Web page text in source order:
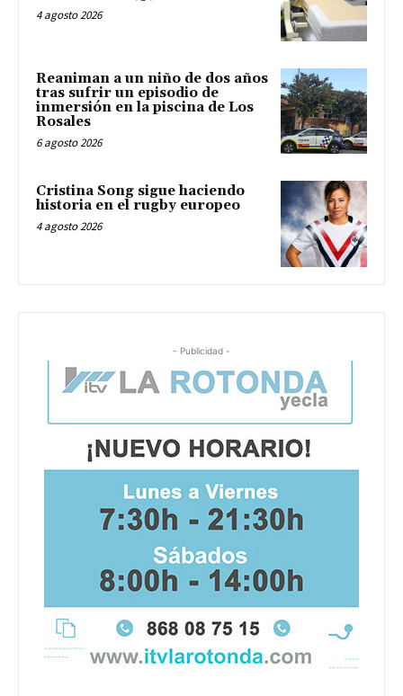
4 agosto 2026
Reaniman a un niño de dos años
tras sufrir un episodio de
inmersión en la piscina de Los
Rosales
6 agosto 2026
Cristina Song sigue haciendo
historia en el rugby europeo
4 agosto 2026
- Publicidad -